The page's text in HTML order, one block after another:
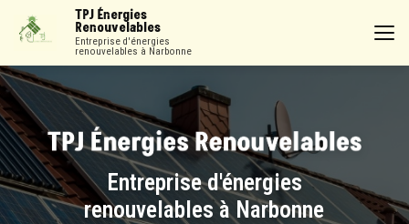
contenu
TPJ Énergies
Renouvelables
Entreprise d'énergies
renouvelables à Narbonne
Entreprise d'énergies
renouvelables à Narbonne